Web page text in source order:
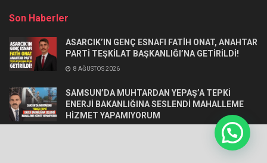
Son Haberler
ASARCIK’IN GENÇ ESNAFI FATİH ONAT, ANAHTAR
PARTİ TEŞKİLAT BAŞKANLIĞI’NA GETİRİLDİ!
8 AĞUSTOS 2026
SAMSUN’DA MUHTARDAN YEPAŞ’A TEPKİ
ENERJİ BAKANLIĞINA SESLENDİ MAHALLEME
HİZMET YAPAMIYORUM